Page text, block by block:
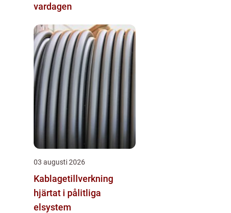
vardagen
03 augusti 2026
Kablagetillverkning
hjärtat i pålitliga
elsystem